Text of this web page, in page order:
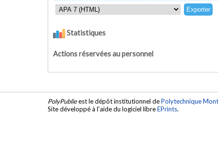
Statistiques
Actions réservées au personnel
PolyPublieest le dépôt institutionnel dePolytechnique
Site développé à l'aide du logiciel libreEPrints.